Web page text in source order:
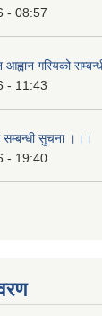
- 08:57
आह्वान गरियको
- 11:43
सम्बन्धी सुचना ।।।
- 19:40